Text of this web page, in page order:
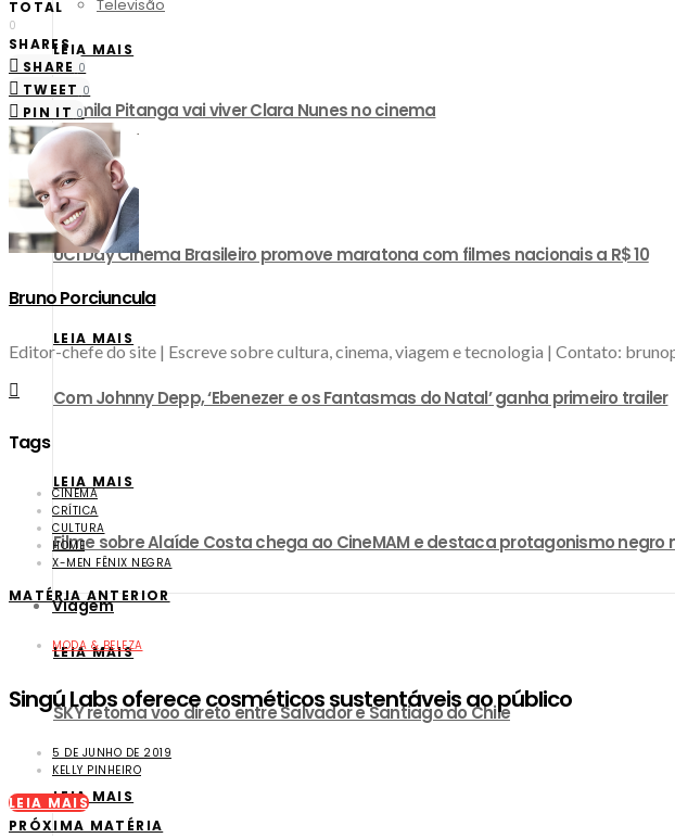
Televisão
LEIA MAIS
Camila Pitanga vai viver Clara Nunes no cinema
LEIA MAIS
UCI Day Cinema Brasileiro promove maratona com filmes nacionais a R$ 10
LEIA MAIS
Com Johnny Depp, ‘Ebenezer e os Fantasmas do Natal’ ganha primeiro trailer
LEIA MAIS
Filme sobre Alaíde Costa chega ao CineMAM e destaca protagonismo negro
Viagem
LEIA MAIS
SKY retoma voo direto entre Salvador e Santiago do Chile
LEIA MAIS
TOTAL
0
SHARES
SHARE 0
TWEET 0
PIN IT 0
Bruno Porciuncula
Editor-chefe do site | Escreve sobre cultura, cinema, viagem e tecnologia | Contato:
Tags
CINEMA
CRÍTICA
CULTURA
HOME
X-MEN FÊNIX NEGRA
MATÉRIA ANTERIOR
MODA & BELEZA
Singú Labs oferece cosméticos sustentáveis ao público
5 DE JUNHO DE 2019
KELLY PINHEIRO
LEIA MAIS
PRÓXIMA MATÉRIA